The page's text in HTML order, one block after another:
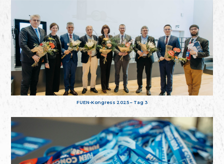
FUEN-Kongress 2025 – Tag 3